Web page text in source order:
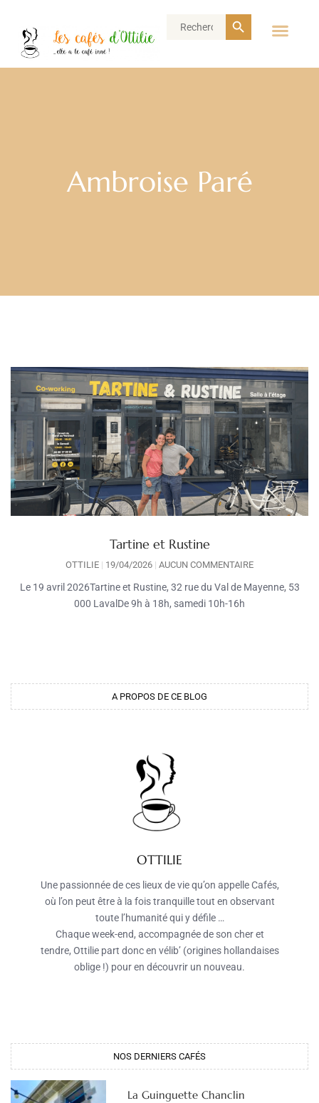
Search
Search Button
Ambroise Paré
Tartine et Rustine
OTTILIE 19/04/2026 AUCUN COMMENTAIRE
Le 19 avril 2026Tartine et Rustine, 32 rue du Val de Mayenne, 53
000 LavalDe 9h à 18h, samedi 10h-16h
A PROPOS DE CE BLOG
OTTILIE
Une passionnée de ces lieux de vie qu’on appelle Cafés,
où l’on peut être à la fois tranquille tout en observant
toute l’humanité qui y défile …
Chaque week-end, accompagnée de son cher et
tendre, Ottilie part donc en vélib’ (origines hollandaises
oblige !) pour en découvrir un nouveau.
NOS DERNIERS CAFÉS​
La Guinguette Chanclin